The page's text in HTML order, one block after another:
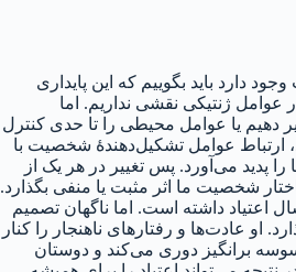
دارد باید بگوییم که این پایداری
ژنتیکی نقشی نداریم. اما
دهیم یا عوامل محیطی را تا حدی کنترل
ارتباط عوامل تشکیل‌دهندهٔ شخصیت با
پدید می‌آورد. پس تغییر در هر یک از
شخصیت ما اثر مثبت یا منفی بگذارد.
اعتیاد داشته است. اما ناگهان تصمیم
او عادت‌ها و رفتارهای ناهنجار را کنار
برانگیز دوری می‌کند و دوستان